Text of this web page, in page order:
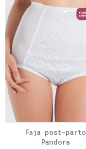
Faja post-parto
Pandora